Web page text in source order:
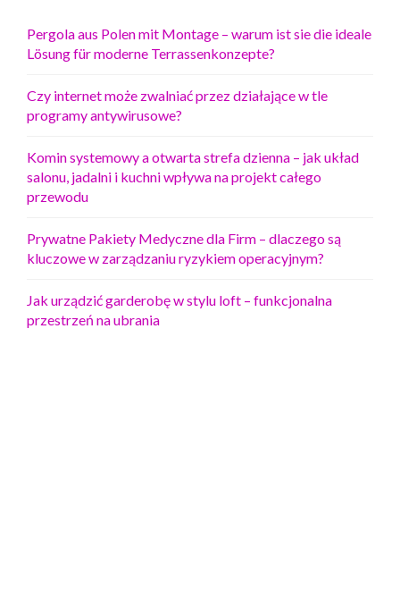
Pergola aus Polen mit Montage – warum ist sie die ideale
Lösung für moderne Terrassenkonzepte?
Czy internet może zwalniać przez działające w tle
programy antywirusowe?
Komin systemowy a otwarta strefa dzienna – jak układ
salonu, jadalni i kuchni wpływa na projekt całego
przewodu
Prywatne Pakiety Medyczne dla Firm – dlaczego są
kluczowe w zarządzaniu ryzykiem operacyjnym?
Jak urządzić garderobę w stylu loft – funkcjonalna
przestrzeń na ubrania